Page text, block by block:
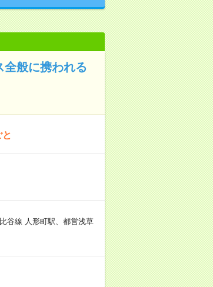
般に携われる
谷線 人形町駅、都営浅草